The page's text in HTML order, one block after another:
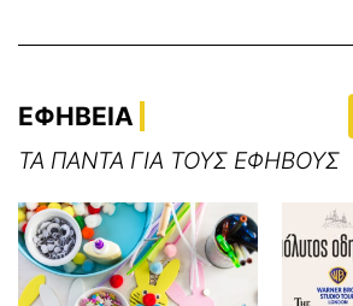
ΕΦΗΒΕΙΑ
ΤΑ ΠΑΝΤΑ ΓΙΑ ΤΟΥΣ ΕΦΗΒΟΥΣ